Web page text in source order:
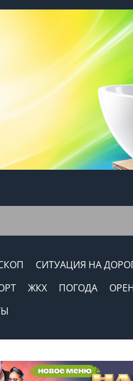
СИТУАЦИЯ НА
ЖКХ ПОГОДА